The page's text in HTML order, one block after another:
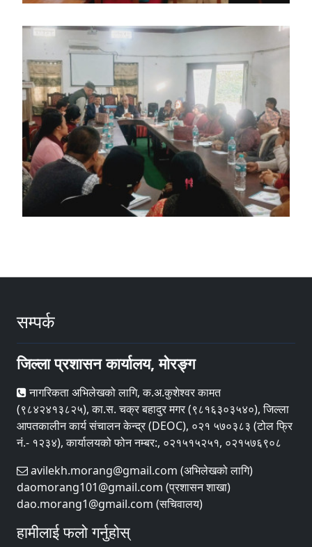
सम्पर्क
जिल्ला प्रशासन कार्यालय, मोरङ्ग
नागरिकता अभिलेखको लागि, क.अ.कुशेश्वर कामत
(९८४२४१३८२५), का.स. चक्र बहादुर मगर (९८१६३०३५४०), जिल्ला
आपतकालीन कार्य संचालन केन्द्र (DEOC), ०२१ ५७०३८३ (टोल फ्रि
नं.- १२३४), कार्यालयको फोन नम्बर:, ०२१५१५२५१, ०२१५७६९०८
avilekh.morang@gmail.com (अभिलेखको लागि)
daomorang101@gmail.com (प्रशासन शाखा)
dao.morang1@gmail.com (सचिवालय)
हामीलाई फलो गर्नुहोस्